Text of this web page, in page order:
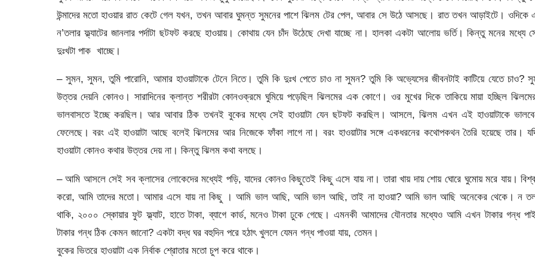
উন্মাদের মতো হাওয়ার রাত কেটে গেল যখন, তখন আবার ঘুমন্ত সুমনের পাশে ঝিলম টের পেল, আবার সে উঠে আসছে। রাত তখন আড়াইটে। ওদিকে
ন’তলার ফ্ল্যাটের জানলার পর্দাটা ছটফট করছে হাওয়ায়। কোথায় যেন চাঁদ উঠেছে দেখা যাচ্ছে না। হালকা একটা আলোয় ভর্তি। কিন্তু মনের মধ্যে
দুঃখটা পাক খাচ্ছে।
– সুমন, সুমন, তুমি পারোনি, আমার হাওয়াটাকে টেনে নিতে। তুমি কি দুঃখ পেতে চাও না সুমন? তুমি কি অভ্যেসের জীবনটাই কাটিয়ে যেতে চাও?
উত্তর দেয়নি কোনও। সারাদিনের ক্লান্ত শরীরটা কোনওক্রমে ঘুমিয়ে পড়েছিল ঝিলমের এক কোণে। ওর মুখের দিকে তাকিয়ে মায়া হচ্ছিল
ভালবাসতে ইচ্ছে করছিল। আর আবার ঠিক তখনই বুকের মধ্যে সেই হাওয়াটা যেন ছটফট করছিল। আসলে, ঝিলম এখন এই হাওয়াটাকে
ফেলেছে। বরং এই হাওয়াটা আছে বলেই ঝিলমের আর নিজেকে ফাঁকা লাগে না। বরং হাওয়াটার সঙ্গে একধরনের কথোপকথন তৈরি হয়েছে তার।
হাওয়াটা কোনও কথার উত্তর দেয় না। কিন্তু ঝিলম কথা বলছে।
– আমি আসলে সেই সব ক্লাসের লোকেদের মধ্যেই পড়ি, যাদের কোনও কিছুতেই কিছু এসে যায় না। তারা খায় দায় শোয় ঘোরে ঘুমোয় মরে যায়।
করো, আমি তাদের মতো। আমার এসে যায় না কিছু । আমি ভাল আছি, আমি ভাল আছি, তাই না হাওয়া? আমি ভাল আছি অনেকের থেকে। ন
থাকি, ২০০০ স্কোয়ার ফুট ফ্ল্যাট, হাতে টাকা, ব্যাগে কার্ড, মনেও টাকা ঢুকে গেছে। এমনকী আমাদের যৌনতার মধ্যেও আমি এখন টাকার গন্ধ
টাকার গন্ধ ঠিক কেমন জানো? একটা বদ্ধ ঘর বহুদিন পরে হঠাৎ খুললে যেমন গন্ধ পাওয়া যায়, তেমন।
বুকের ভিতরে হাওয়াটা এক নির্বাক শ্রোতার মতো চুপ করে থাকে।